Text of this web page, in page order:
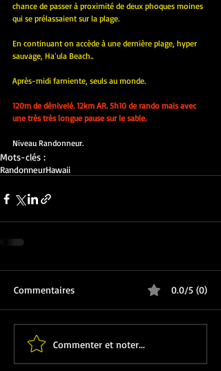
chance de passer à proximité de deux phoques moines
qui se prélassaient sur la plage.
En continuant on accède à une dernière plage, hyper
sauvage, Haʻula Beach..
Après-midi farniente, seuls au monde.
120m de dénivelé. 12km AR. 5h10 de rando mais avec
une très très longue pause sur le sable.
Niveau Randonneur.
Mots-clés :
RandonneurHawaii
Commentaires 0.0/5 (0)
Commenter et noter...